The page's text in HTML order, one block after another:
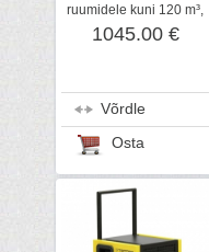
ruumidele kuni 120 m³,
Trotec
1045.00 €
Võrdle
Osta